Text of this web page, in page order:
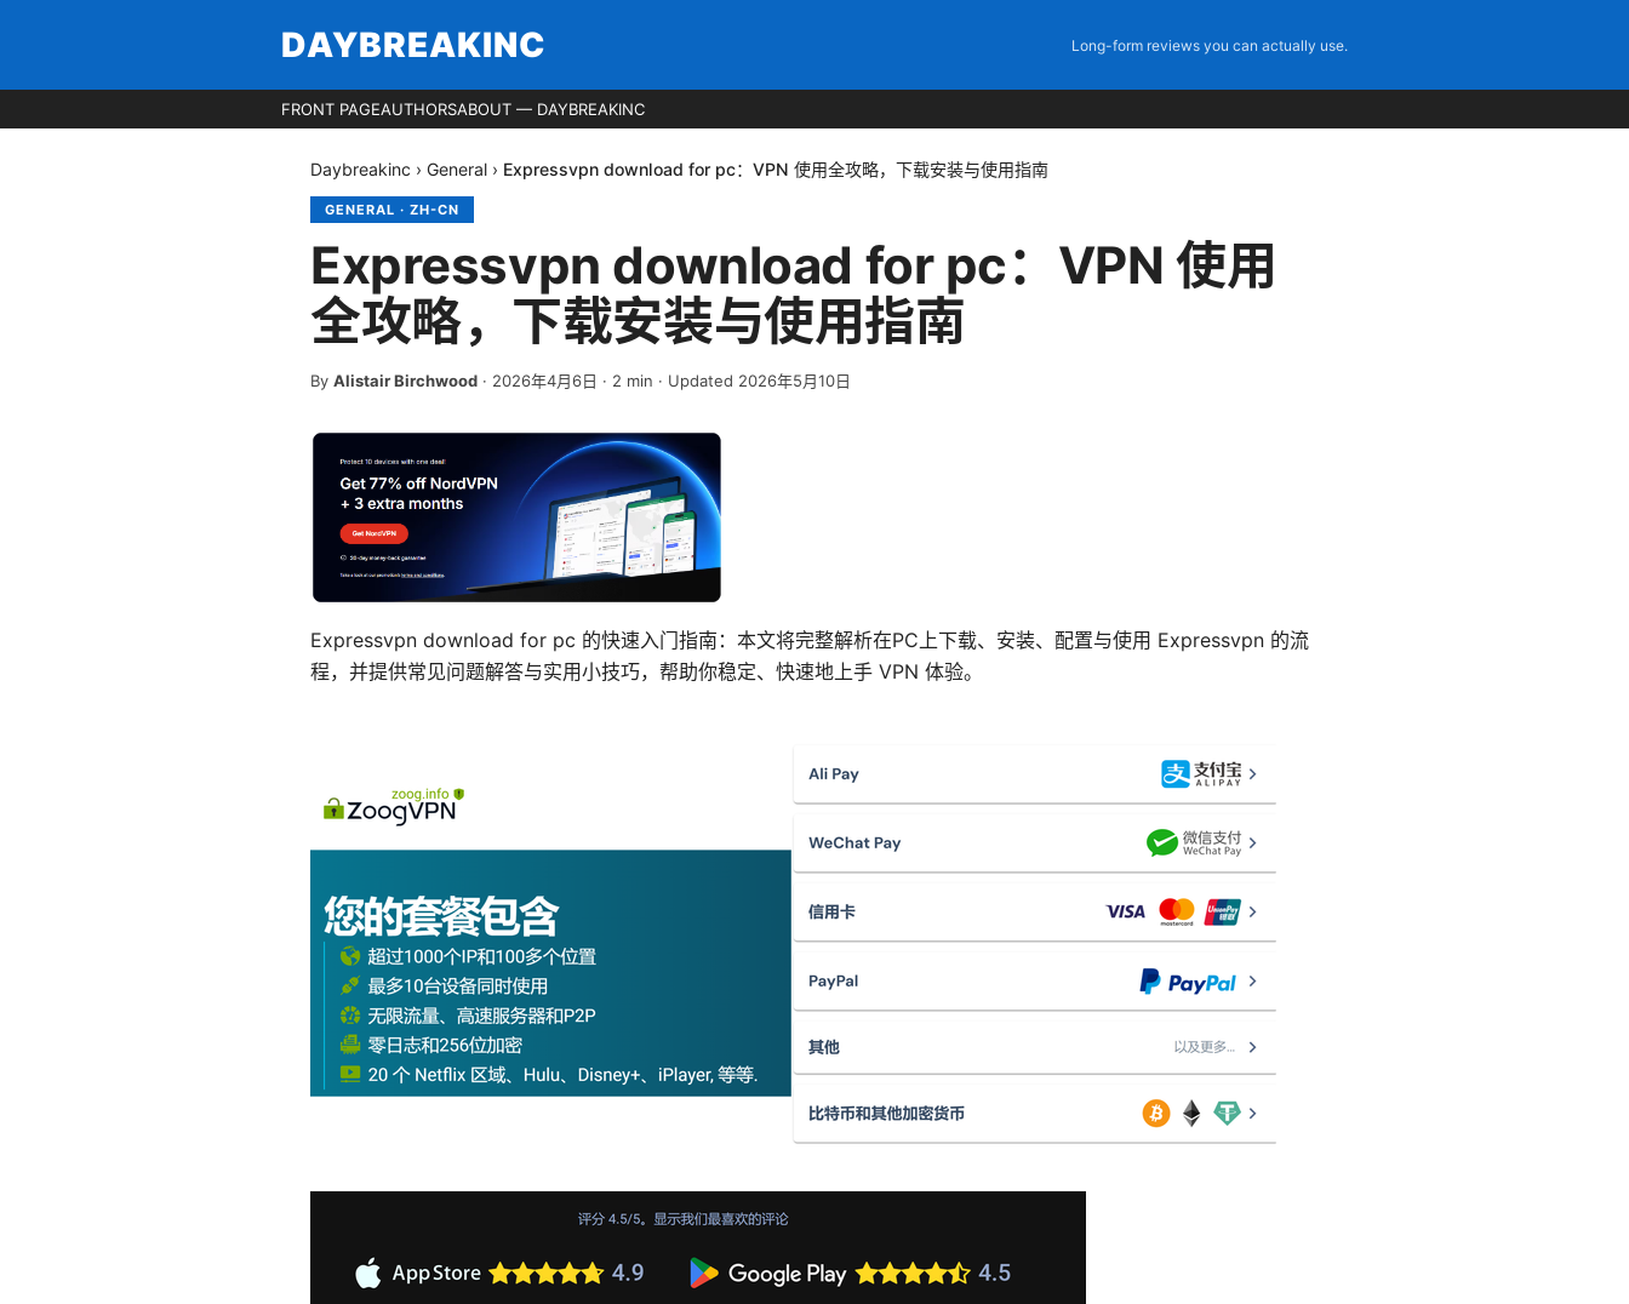
DAYBREAKINC Long-form reviews you can actually use.
FRONT PAGEAUTHORSABOUT — DAYBREAKINC
Daybreakinc › General › Expressvpn download for pc：VPN 使用全攻略，下载安装与使用指南
GENERAL · ZH-CN
Expressvpn download for pc：VPN 使用
全攻略，下载安装与使用指南
By Alistair Birchwood · 2026年4月6日 · 2 min · Updated 2026年5月10日
Expressvpn download for pc 的快速入门指南：本文将完整解析在PC上下载、安装、配置与使用 Expressvpn 的流
程，并提供常见问题解答与实用小技巧，帮助你稳定、快速地上手 VPN 体验。